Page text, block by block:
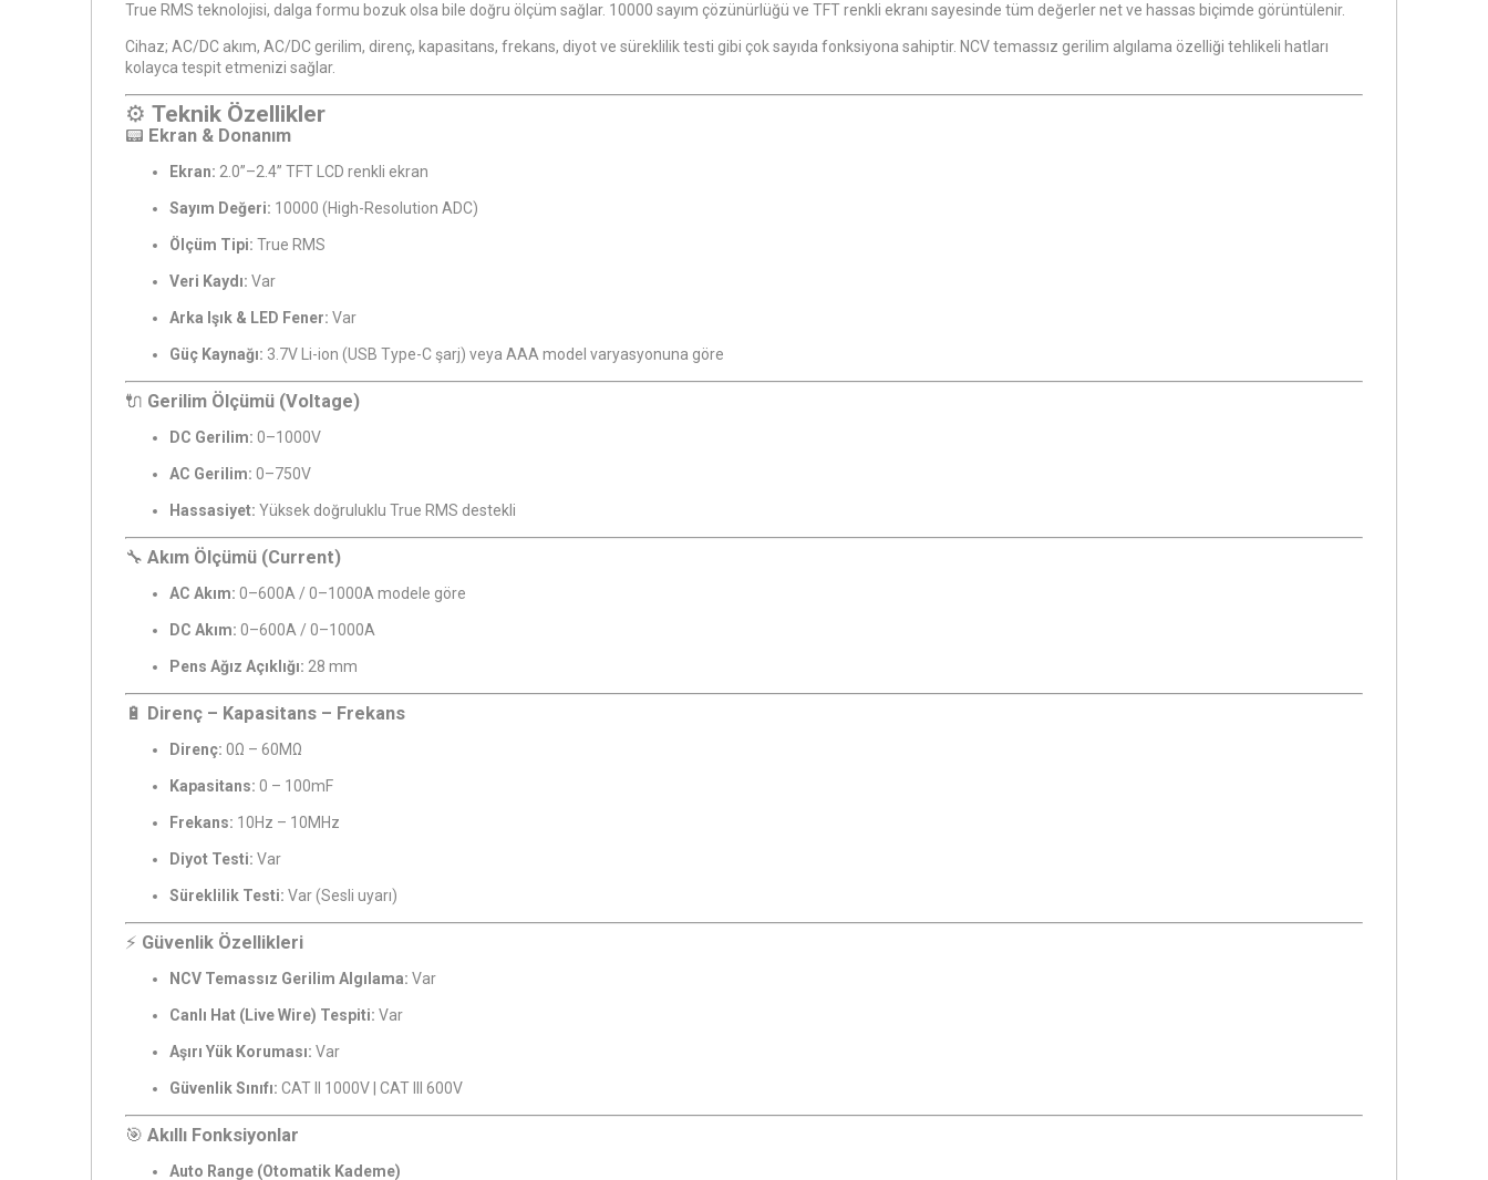
True RMS teknolojisi, dalga formu bozuk olsa bile doğru ölçüm sağlar. 10000 sayım çözünürlüğü ve TFT renkli ekranı sayesinde tüm değerler net ve hassas biçimde görüntülenir.
Cihaz; AC/DC akım, AC/DC gerilim, direnç, kapasitans, frekans, diyot ve süreklilik testi gibi çok sayıda fonksiyona sahiptir. NCV temassız gerilim algılama özelliği tehlikeli hatları
kolayca tespit etmenizi sağlar.
⚙️ Teknik Özellikler
📟 Ekran & Donanım
Ekran: 2.0”–2.4” TFT LCD renkli ekran
Sayım Değeri: 10000 (High-Resolution ADC)
Ölçüm Tipi: True RMS
Veri Kaydı: Var
Arka Işık & LED Fener: Var
Güç Kaynağı: 3.7V Li-ion (USB Type-C şarj) veya AAA model varyasyonuna göre
🔌 Gerilim Ölçümü (Voltage)
DC Gerilim: 0–1000V
AC Gerilim: 0–750V
Hassasiyet: Yüksek doğruluklu True RMS destekli
🔧 Akım Ölçümü (Current)
AC Akım: 0–600A / 0–1000A modele göre
DC Akım: 0–600A / 0–1000A
Pens Ağız Açıklığı: 28 mm
🔋 Direnç – Kapasitans – Frekans
Direnç: 0Ω – 60MΩ
Kapasitans: 0 – 100mF
Frekans: 10Hz – 10MHz
Diyot Testi: Var
Süreklilik Testi: Var (Sesli uyarı)
⚡ Güvenlik Özellikleri
NCV Temassız Gerilim Algılama: Var
Canlı Hat (Live Wire) Tespiti: Var
Aşırı Yük Koruması: Var
Güvenlik Sınıfı: CAT II 1000V | CAT III 600V
🎯 Akıllı Fonksiyonlar
Auto Range (Otomatik Kademe)